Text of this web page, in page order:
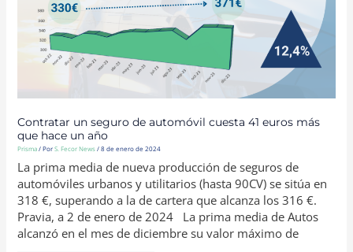
Contratar un seguro de automóvil cuesta 41 euros más
que hace un año
Prisma/ PorS. Fecor News/8 de enero de 2024
La prima media de nueva producción de seguros de
automóviles urbanos y utilitarios (hasta 90CV) se sitúa en
318 €, superando a la de cartera que alcanza los 316 €.
Pravia, a 2 de enero de 2024 La prima media de Autos
alcanzó en el mes de diciembre su valor máximo de
QUE
HACE
UN
AÑO